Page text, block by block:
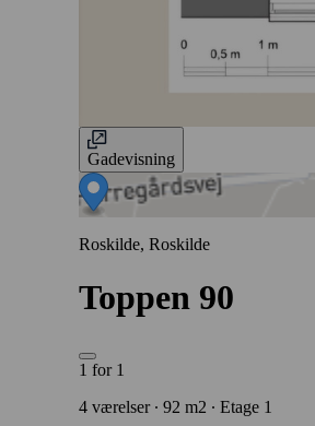
Gadevisning
Roskilde, Roskilde
Toppen 90
1 for 1
4 værelser ∙ 92 m2 ∙ Etage 1